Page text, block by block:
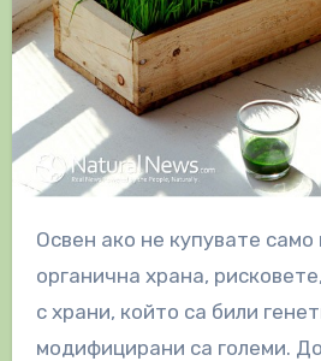
Освен ако не купувате само и единствено
органична храна,
с храни, който са били
модифицирани са големи.